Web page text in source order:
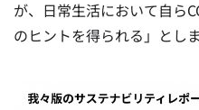
が、日常生活において自ら
のヒントを得られる」としま